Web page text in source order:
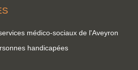
médico-sociaux de l'Aveyron
handicapées